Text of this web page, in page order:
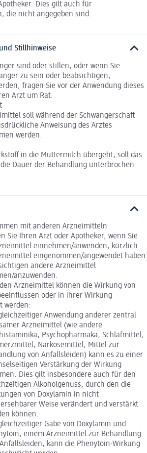
Dies gilt auch für
die nicht angegeben sind.
Stillhinweise
sind oder stillen, oder wenn Sie
zu sein oder beabsichtigen,
fragen Sie vor der Anwendung dieses
Arzt um Rat.
soll während der Schwangerschaft
Anweisung des Arztes
werden.
in die Muttermilch übergeht, soll das
Dauer der Behandlung unterbrochen
mit anderen Arzneimitteln
Sie Ihren Arzt oder Apotheker, wenn Sie
einnehmen/anwenden, kürzlich
eingenommen/angewendet haben
andere Arzneimittel
anzuwenden.
Arzneimittel können die Wirkung von
oder in ihrer Wirkung
werden:
Anwendung anderer zentral
Arzneimittel (wie andere
Psychopharmaka, Schlafmittel,
Narkosemittel, Mittel zur
von Anfallsleiden) kann es zu einer
Verstärkung der Wirkung
Dies gilt insbesondere auch für den
Alkoholgenuss, durch den die
von Doxylamin in nicht
Weise verändert und verstärkt
können.
Gabe von Doxylamin und
einem Arzneimittel zur Behandlung
kann die Phenytoin-Wirkung